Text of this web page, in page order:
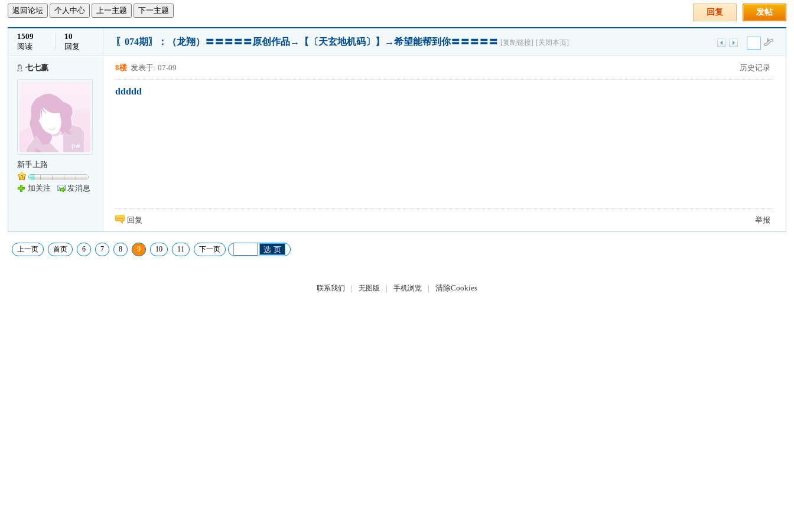
返回论坛 个人中心 上一主题 下一主题 发帖
回复
1509
阅读
10
回复
〖074期〗：（龙翔）〓〓〓〓〓原创作品→【〔天玄地机码〕】→希望能帮到你〓〓〓〓〓 [复制链接] [关闭本页]
七七赢
新手上路
加关注 发消息
历史记录
8楼 发表于: 07-09
ddddd
回复 举报
上一页 首页 6 7 8 9 10 11 下一页 选 页
联系我们 | 无图版 | 手机浏览 | 清除Cookies